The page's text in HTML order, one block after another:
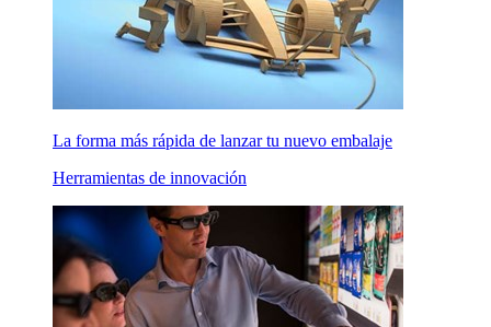
La forma más rápida de lanzar tu nuevo embalaje
Herramientas de innovación